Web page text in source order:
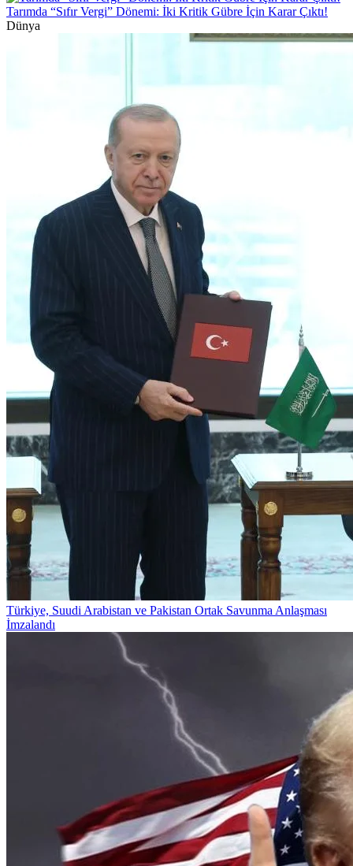
Tarımda “Sıfır Vergi” Dönemi: İki Kritik Gübre İçin Karar Çıktı!
Dünya
Türkiye, Suudi Arabistan ve Pakistan Ortak Savunma Anlaşması
İmzalandı